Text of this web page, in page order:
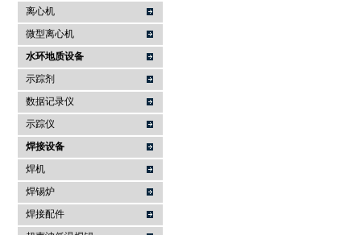
离心机
微型离心机
水环地质设备
示踪剂
数据记录仪
示踪仪
焊接设备
焊机
焊锡炉
焊接配件